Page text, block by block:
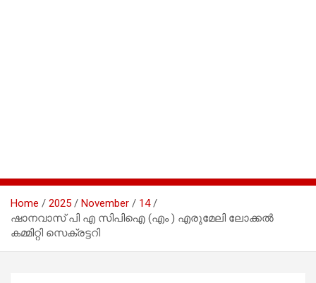
Home 2025 November
14
ഷാനവാസ് പി എ സിപിഐ (എം ) എരുമേലി ലോക്കൽ
കമ്മിറ്റി സെക്രട്ടറി